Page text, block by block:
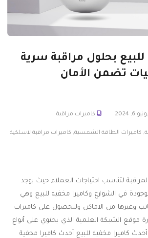
للبيع بحلول مراقبة سرية
تضمن الأمان
يونيو 6, 2024 كاميرات مراقبة
, كاميرات الطاقة الشمسية, كاميرات مراقبة لاسلكية
لتناسب احتياجات العملاء حيث يوجد
في الشوارع وكاميرا مخفية للبيع وهي
وغيرها من الاماكن وللحصول على كاميرات
موقع الشبكة العلمية الذي يحتوي على أنواع
كاميرا مخفية للبيع أحدث كاميرا مخفية